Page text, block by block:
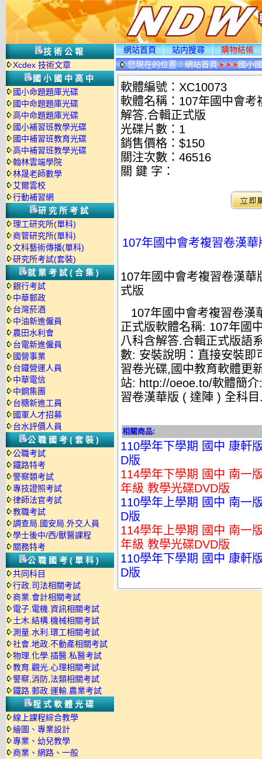
技術公報
Xcdex 技術文章
國小國中高中
國小命題題庫光碟
國中命題題庫光碟
高中命題題庫光碟
國小補習班教學光碟
國中補習班教育光碟
高中補習班教學光碟
翰林雲端學院
林晟老師數學
艾爾雲校
行動補習網
研究所考試
理工研究所(單科)
商管研究所(單科)
文科藝術傳播(單科)
研究所考試(套裝)
就業考試(合集)
銀行考試
中華郵政
台灣菸酒
中油新進僱員
農田水利會
台電新進僱員
國營事業
台鐵營運人員
中華電信
中鋼集團
台糖新進工員
國軍人才招募
台水評價人員
公職國考(套裝)
公職考試
鐵路特考
警察類考試
專技證照考試
律師法官考試
教職考試
調查局.國安局.外交人員
學士後中/西/獸醫課程
關務特考
公職國考(單科)
共同科目
行政.司法相關考試
商業.會計相關考試
電子.電機.資訊相關考試
土木.結構.機械相關考試
測量.水利.環工相關考試
社會.地政.不動產相關考試
物理.化學.插醫.私醫考試
教育.觀光.心理相關考試
警察,消防,法類相關考試
鐵路.郵政.運輸.農業考試
程式軟體光碟
線上課程綜合教學
繪圖、專業設計
專業、幼兒教學
商業、網路、一般
網站首頁 站内搜尋
購物結帳
您現在的位置：網站首頁 國小
軟體編號：XC10073
軟體名稱：107年國中會
解答.合輯正式版
光碟片數：1
銷售價格：$150
關注次數： 46516
關 鍵 字：
107年國中會考複習卷漢
107年國中會考複習卷漢
式版
107年國中會考複習卷漢
正式版軟體名稱: 107年國
八科含解答.合輯正式版語
數: 安裝說明：直接安裝即
習卷光碟,國中教育軟體更
站: http://oeoe.to/軟體簡
習卷漢華版 ( 達陣 ) 全科
相關商品:
110學年下學期 國中 康軒
D版
114學年下學期 國中 南一
年級 教學光碟DVD版
110學年上學期 國中 南一
D版
114學年上學期 國中 南一
年級 教學光碟DVD版
110學年下學期 國中 康軒
D版